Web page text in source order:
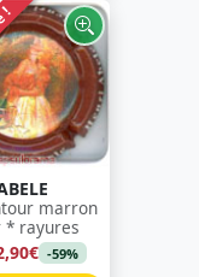
!
marron
* rayures
-59%